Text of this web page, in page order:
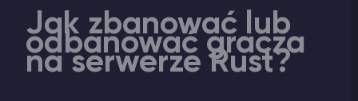
Jak zbanować lub
odbanować gracza
na serwerze Rust?